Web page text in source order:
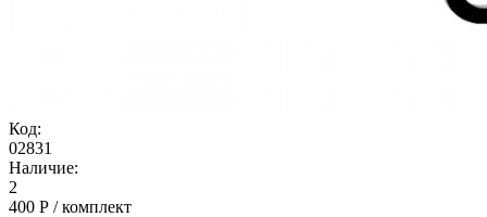
Код:
02831
Наличие:
2
400 Р / комплект